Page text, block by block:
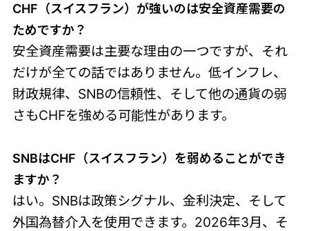
CHF（スイスフラン）が強いのは安全資産需要の
ためですか？
安全資産需要は主要な理由の一つですが、それ
だけが全ての話ではありません。低インフレ、
財政規律、SNBの信頼性、そして他の通貨の弱
さもCHFを強める可能性があります。
SNBはCHF（スイスフラン）を弱めることができ
ますか？
はい。SNBは政策シグナル、金利決定、そして
外国為替介入を使用できます。2026年3月、そ